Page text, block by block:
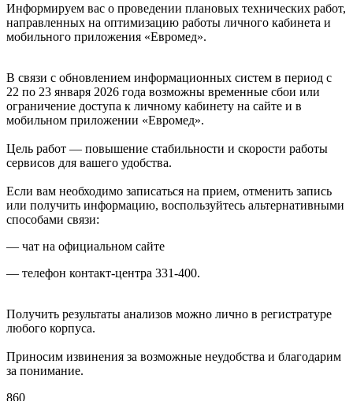
Информируем вас о проведении плановых технических работ,
направленных на оптимизацию работы личного кабинета и
мобильного приложения «Евромед».
В связи с обновлением информационных систем в период с
22 по 23 января 2026 года возможны временные сбои или
ограничение доступа к личному кабинету на сайте и в
мобильном приложении «Евромед».
Цель работ — повышение стабильности и скорости работы
сервисов для вашего удобства.
Если вам необходимо записаться на прием, отменить запись
или получить информацию, воспользуйтесь альтернативными
способами связи:
— чат на официальном сайте
— телефон контакт-центра 331-400.
Получить результаты анализов можно лично в регистратуре
любого корпуса.
Приносим извинения за возможные неудобства и благодарим
за понимание.
860